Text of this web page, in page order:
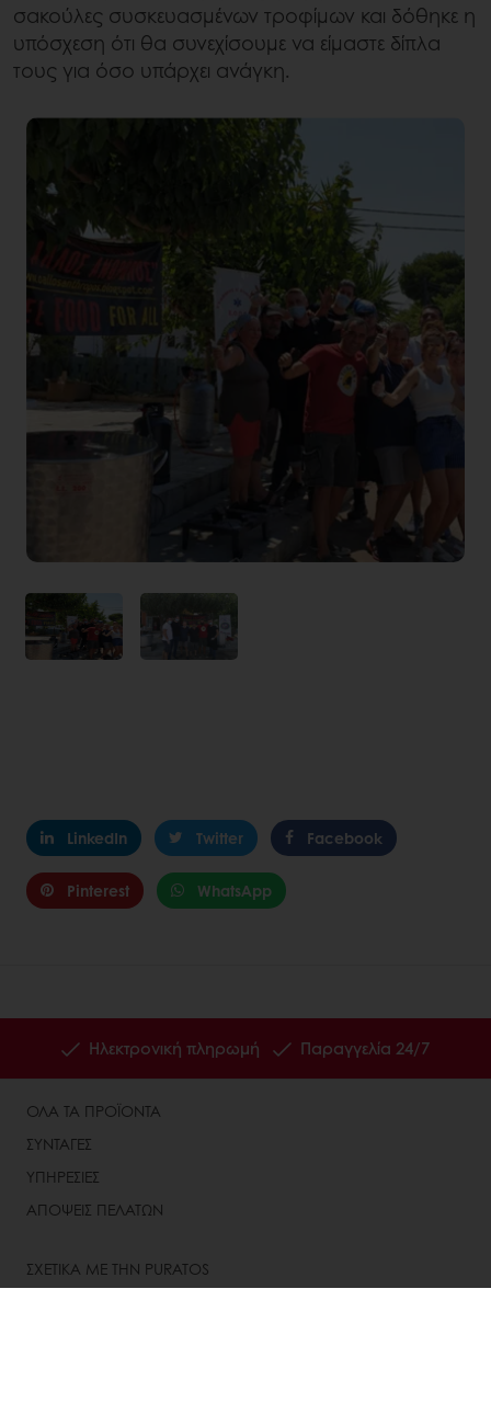
σακούλες συσκευασμένων τροφίμων και δόθηκε η
υπόσχεση ότι θα συνεχίσουμε να είμαστε δίπλα
τους για όσο υπάρχει ανάγκη.
LinkedIn Twitter Facebook
Pinterest WhatsApp
Ηλεκτρονική πληρωμή Παραγγελία 24/7
ΟΛΑ ΤΑ ΠΡΟΪΟΝΤΑ
ΣΥΝΤΑΓΕΣ
ΥΠΗΡΕΣΙΕΣ
ΑΠΟΨΕΙΣ ΠΕΛΑΤΩΝ
ΣΧΕΤΙΚΑ ΜΕ ΤΗΝ PURATOS